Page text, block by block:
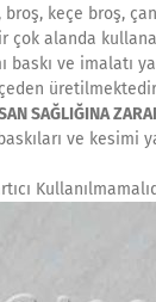
broş, keçe broş,
çok alanda
ve imalatı
SAĞLIĞINA
ve